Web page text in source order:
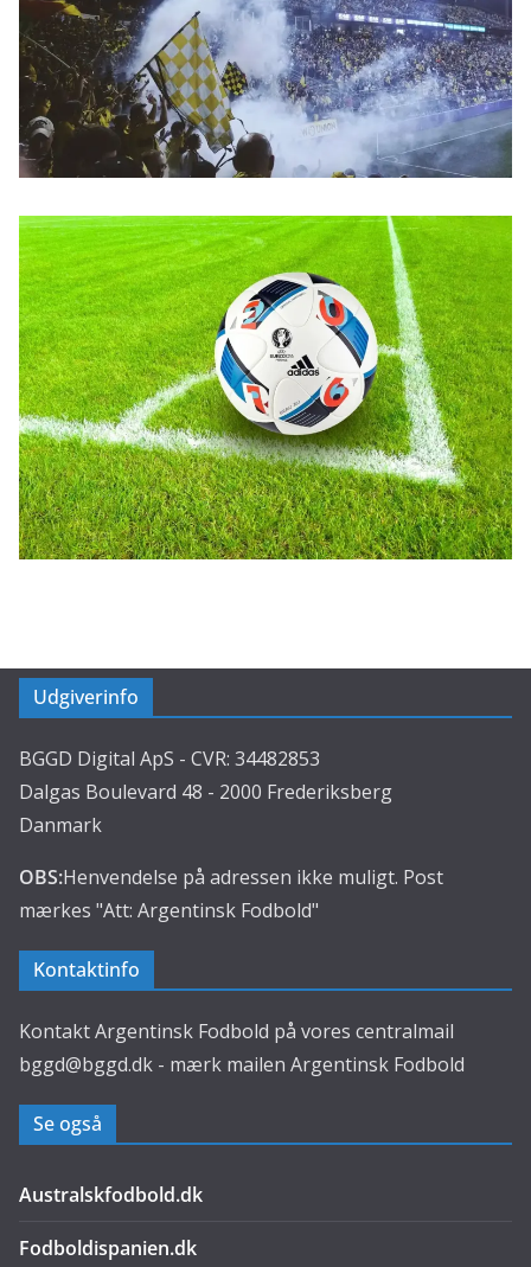
Udgiverinfo
BGGD Digital ApS - CVR: 34482853
Dalgas Boulevard 48 - 2000 Frederiksberg
Danmark
OBS:Henvendelse på adressen ikke muligt. Post
mærkes "Att: Argentinsk Fodbold"
Kontaktinfo
Kontakt Argentinsk Fodbold på vores centralmail
bggd@bggd.dk - mærk mailen Argentinsk Fodbold
Se også
Australskfodbold.dk
Fodboldispanien.dk